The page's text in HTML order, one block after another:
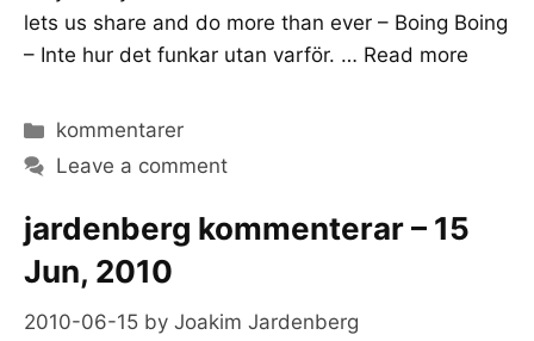
lets us share and do more than ever – Boing Boing
– Inte hur det funkar utan varför. … Read more
Categories
kommentarer
Leave a comment
jardenberg kommenterar – 15
Jun, 2010
2010-06-15 by Joakim Jardenberg